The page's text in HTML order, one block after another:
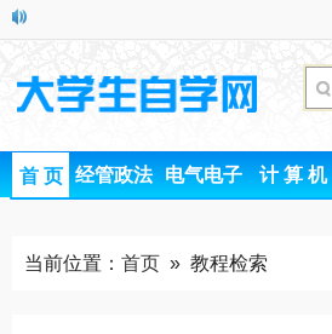
首 页 经管政法 电气电子 计 算 机
当前位置： 首页 » 教程检索